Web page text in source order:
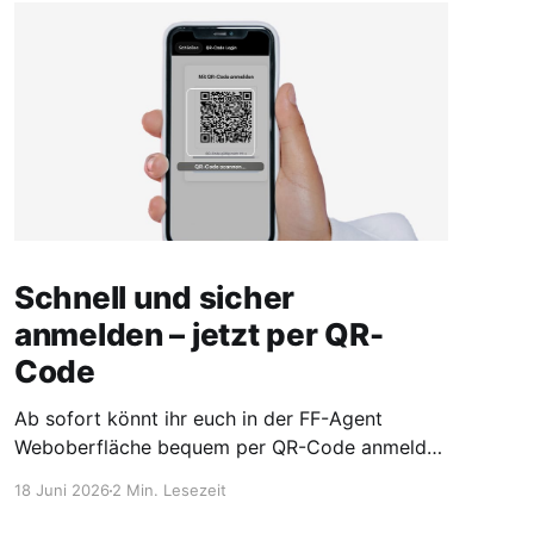
Schnell und sicher
anmelden – jetzt per QR-
Code
Ab sofort könnt ihr euch in der FF-Agent
Weboberfläche bequem per QR-Code anmelden
18 Juni 20262 Min. Lesezeit